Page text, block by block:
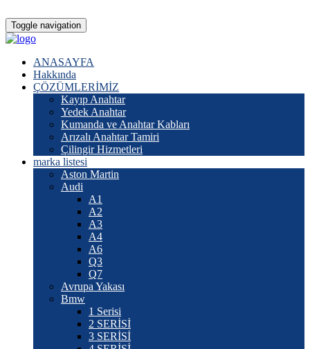
Toggle navigation
ANASAYFA
Hakkında
ÇÖZÜMLERİMİZ
Kayıp Anahtar
Yedek Anahtar
Kumanda ve Anahtar Kabları
Arızalı Anahtar Tamiri
Çilingir Hizmetleri
marka listesi
Aston Martin
Audi
A1
A2
A3
A4
A6
Q3
Q7
Avrupa Yakası
Bmw
1 Serisi
2 SERİSİ
3 SERİSİ